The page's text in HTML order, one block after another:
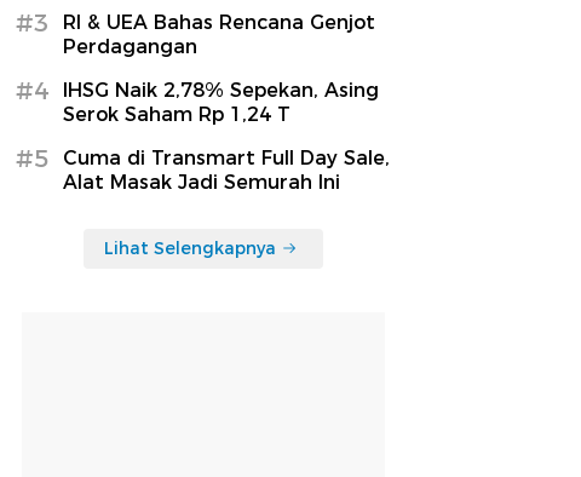
#3
RI & UEA Bahas Rencana Genjot
Perdagangan
#4
IHSG Naik 2,78% Sepekan, Asing
Serok Saham Rp 1,24 T
#5
Cuma di Transmart Full Day Sale,
Alat Masak Jadi Semurah Ini
Lihat Selengkapnya